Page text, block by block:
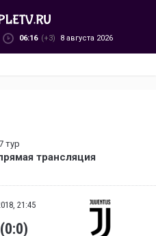
06:16 (+3) 8 августа 2026
тур
трансляция
21:45